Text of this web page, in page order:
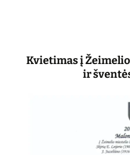
Kvietimas į
ir